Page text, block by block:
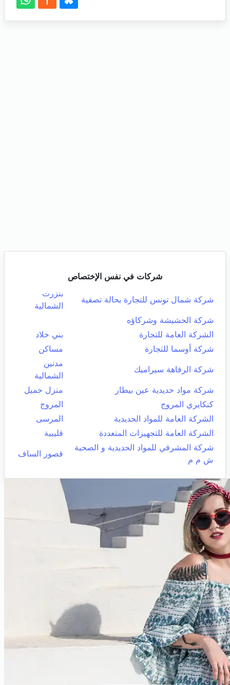
شركات في نفس الإختصاص
شركة شمال تونس للتجارة بحالة تصفية
بنزرت
الشمالية
شركة الحشيشة وشركاؤه
الشركة العامة للتجارة
بني خلاد
شركة أوسما للتجارة
مساكن
شركة الرفاهة سيراميك
مدنين
الشمالية
شركة مواد حديدية عين بيطار
منزل جميل
كنكايري المروج
المروج
الشركة العامة للمواد الحديدية
المرسى
الشركة العامة للتجهيزات المتعددة
قليبية
شركة المشرقي للمواد الحديدية و الصحية
ش م م
قصور الساف